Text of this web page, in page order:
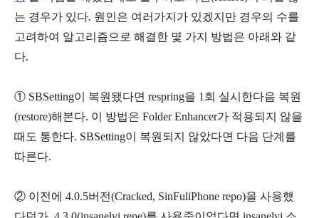
는 경우가 있다. 원인은 여러가지가 있겠지만 경우의 수를
고려하여 알고리즘으로 해결한 몇 가지 방법은 아래와 같
다.
① SBSetting이 복원됐다면 respring을 1회 실시한다음 복원
(restore)해본다. 이 방법은 Folder Enhancer가 적용되지 않을
때도 통한다. SBSetting이 복원되지 않았다면 다음 단계를
따른다.
② 이전에 4.0.5버전(Cracked, SinFuliPhone repo)을 사용했